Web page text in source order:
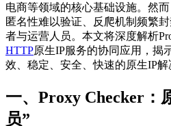
电商等领域的核心基础设施。然
匿名性难以验证、反爬机制频繁
者与运营人员。本文将深度解析
HTTP原生IP服务的协同应用，揭
效、稳定、安全、快速的原生IP解
一、Proxy Checker：
员”